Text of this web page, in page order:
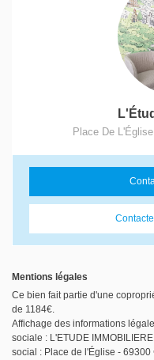
Place De L'Église
Mentions légales
Ce bien fait partie d'une
de 1184€.
Affichage des informations
sociale : L'ETUDE
social : Place de l'Église - 69300